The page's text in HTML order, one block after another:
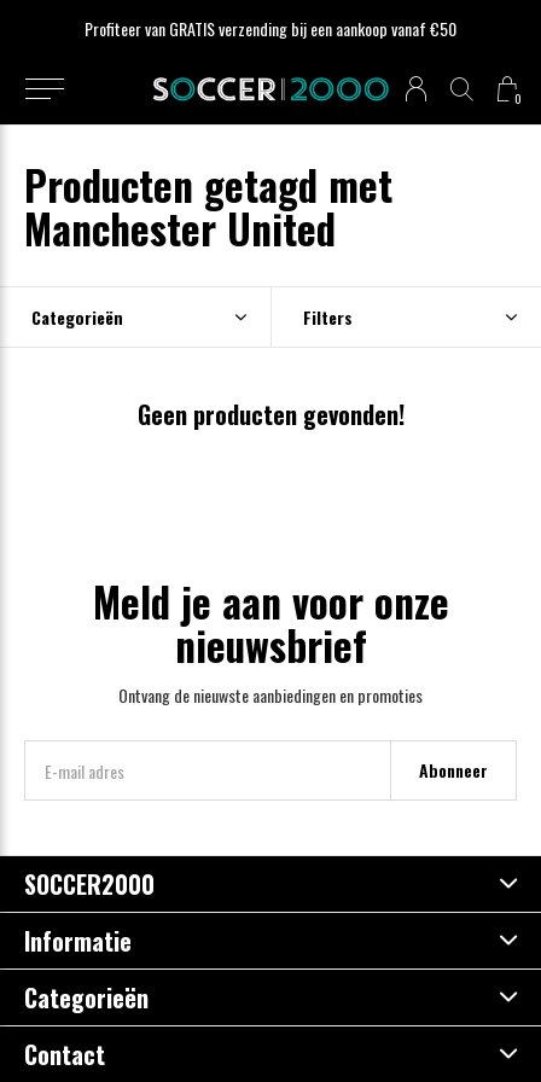
0
Profiteer van GRATIS verzending bij een aankoop vanaf €50
Producten getagd met
Manchester United
Categorieën Filters
Geen producten gevonden!
Meld je aan voor onze
nieuwsbrief
Ontvang de nieuwste aanbiedingen en promoties
Abonneer
SOCCER2000
Informatie
Categorieën
Contact